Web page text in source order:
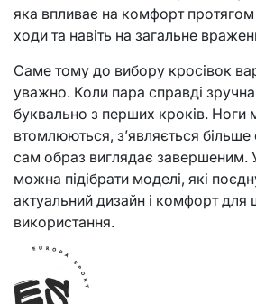
яка впливає на комфорт протягом
ходи та навіть на загальне
Саме тому до вибору кросівок
уважно. Коли пара справді
буквально з перших кроків. Ноги
втомлюються, з’являється
сам образ виглядає завершеним.
можна підібрати моделі, які
актуальний дизайн і комфорт для
використання.